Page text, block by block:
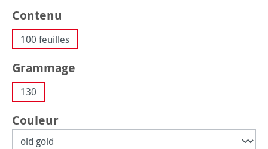
Sélectionnez
Contenu
100 feuilles
Sélectionnez
Grammage
130
Sélectionnez
Couleur